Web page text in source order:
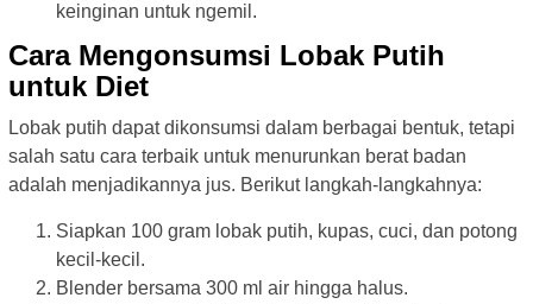
keinginan untuk ngemil.
Cara Mengonsumsi Lobak Putih
untuk Diet
Lobak putih dapat dikonsumsi dalam berbagai bentuk, tetapi
salah satu cara terbaik untuk menurunkan berat badan
adalah menjadikannya jus. Berikut langkah-langkahnya:
Siapkan 100 gram lobak putih, kupas, cuci, dan potong
kecil-kecil.
Blender bersama 300 ml air hingga halus.